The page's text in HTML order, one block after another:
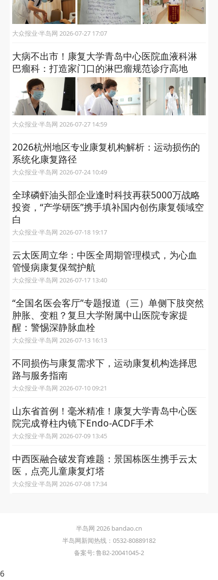
大众报业·半岛网 2026-07-27 17:07
大病不出市！康复大学青岛中心医院血液科淋
巴瘤科：打造家门口的淋巴瘤规范诊疗高地
大众报业·半岛网 2026-07-27 14:59
2026杭州地区专业康复机构解析：运动损伤的
系统化康复路径
大众报业·半岛网 2026-07-24 10:49
全球磷虾油头部企业逢时科技再获5000万战略
投资，“产学研医”携手填补国内创伤康复领域空
白
大众报业·半岛网 2026-07-18 19:17
云太医周立华：中医全周期管理模式，为心血
管慢病康复保驾护航
大众报业·半岛网 2026-07-17 13:40
“全国名医会客厅”专题报道（三）单侧下肢突然
肿胀、变粗？复旦大学附属中山医院专家提
醒：警惕深静脉血栓
大众报业·半岛网 2026-07-13 16:13
不同损伤与康复需求下，运动康复机构选择思
路与服务指南
大众报业·半岛网 2026-07-10 09:21
山东省首例！毫米精准！康复大学青岛中心医
院完成脊柱内镜下Endo-ACDF手术
大众报业·半岛网 2026-07-09 13:45
中西医融合破发育难题：景国栋医生携手云太
医，点亮儿童康复灯塔
大众报业·半岛网 2026-07-08 17:34
半岛网 2026 bandao.cn
半岛网新闻热线：0532-80889182
备案号: 鲁B2-20041045-2
6